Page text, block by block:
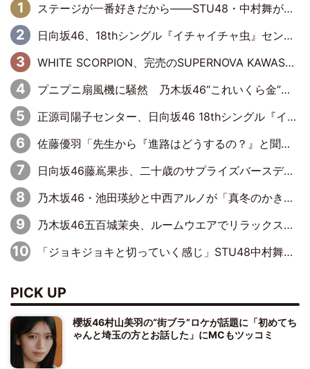
ステージが一番好きだから――STU48・中村舞が描く“これからの私”
日向坂46、18thシングル『イチャイチャ虫』センターは正源司陽子に決定& 佐藤優羽や平岡海月など、“ひなた坂46”からの選抜入りも注目！
WHITE SCORPION、完売のSUPERNOVA KAWASAKIで沸いた“着席型LIVE” 『BASE Live #16』昼公演リポート
プニプニ扇風機に騒然 乃木坂46“これいくら金”延長中は今回もわちゃわちゃ全開
正源司陽子センター、日向坂46 18thシングル『イチャイチャ虫』新ビジュアル公開
佐藤優羽「先生から『進路はどうするの？』と聞かれて。『実は……』とXのトレンドで1位になっているスマホを見せました」【日向坂46『五期生LIVE』開催記念 五期生“変革”ドキュメンタリー③】
日向坂46藤嶌果歩、二十歳のサプライズバースデーに大喜び「頼られる先輩になれるように努力していきたい」
乃木坂46・池田瑛紗と中西アルノが「真冬のかき氷」騒動で火花散らす！ 因縁の裏にあるのは、逆境をともに“凌”ぐ似た者同士の絆
乃木坂46五百城茉央、ルームウエアでリラックス「今回のグラビアを見て成長を感じていただけるとうれしい」
「ジョキジョキと切っていく感じ」STU48中村舞、新しい挑戦は自らの手で
PICK UP
櫻坂46村山美羽の“街ブラ”ロケが話題に「初めてち
ゃんと埼玉の方とお話した」にMCもツッコミ